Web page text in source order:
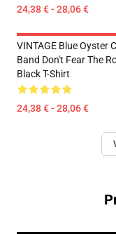
24,38 € - 28,06 €
VINTAGE Blue Oyster
Band Don't Fear The
Black T-Shirt
24,38 € - 28,06 €